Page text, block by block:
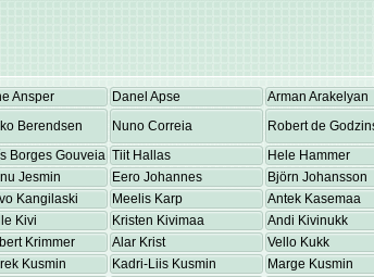
Ansper Danel Apse Arman Arakelyan
Berendsen Nuno Correia Robert de
Borges Gouveia Tiit Hallas Hele Hammer
Jesmin Eero Johannes Björn Johansson
Kangilaski Meelis Karp Antek Kasemaa
Kivi Kristen Kivimaa Andi Kivinukk
Krimmer Alar Krist Vello Kukk
Kusmin Kadri-Liis Kusmin Marge Kusmin